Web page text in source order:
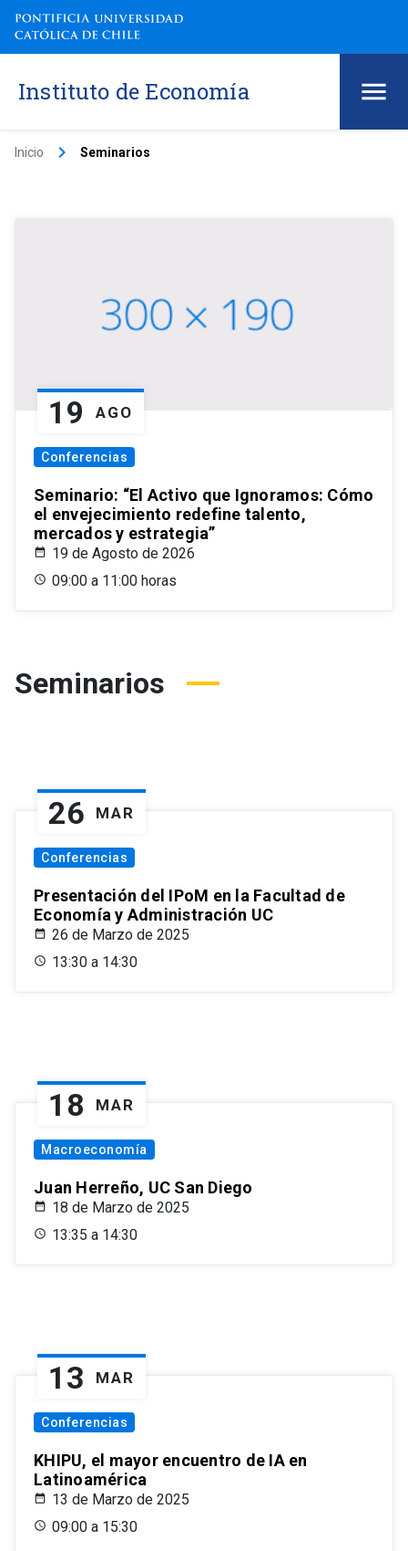
Instituto de Economía
Inicio keyboard_arrow_right Seminarios
19 AGO
Conferencias
Seminario: “El Activo que Ignoramos: Cómo
el envejecimiento redefine talento,
mercados y estrategia”
19 de Agosto de 2026
09:00 a 11:00 horas
Seminarios
26 MAR
Conferencias
Presentación del IPoM en la Facultad de
Economía y Administración UC
26 de Marzo de 2025
13:30 a 14:30
18 MAR
Macroeconomía
Juan Herreño, UC San Diego
18 de Marzo de 2025
13:35 a 14:30
13 MAR
Conferencias
KHIPU, el mayor encuentro de IA en
Latinoamérica
13 de Marzo de 2025
09:00 a 15:30